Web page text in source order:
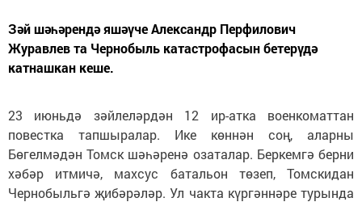
Зәй шәһәрендә яшәүче Александр Перфилович
Журавлев та Чернобыль катастрофасын бетерүдә
катнашкан кеше.
23 июньдә зәйлеләрдән 12 ир-атка военкоматтан
повестка тапшыралар. Ике көннән соң, аларны
Бөгелмәдән Томск шәһәренә озаталар. Беркемгә берни
хәбәр итмичә, махсус батальон төзеп, Томскидан
Чернобыльгә җибәрәләр. Ул чакта күргәннәре турында